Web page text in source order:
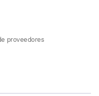
proveedores